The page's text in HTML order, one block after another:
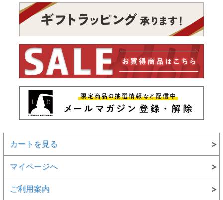
カートを見る
マイページへ
ご利用案内